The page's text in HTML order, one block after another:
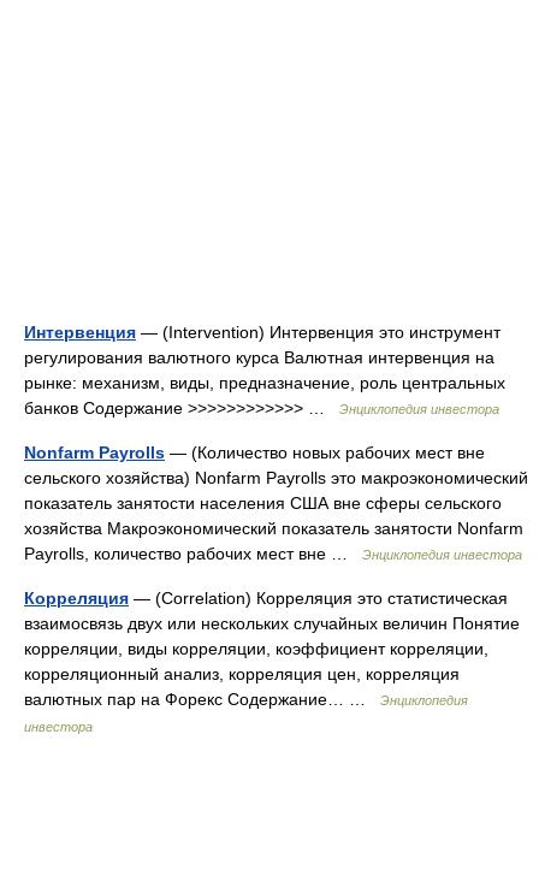
Интервенция — (Intervention) Интервенция это инструмент
регулирования валютного курса Валютная интервенция на
рынке: механизм, виды, предназначение, роль центральных
банков Содержание >>>>>>>>>>>> …
Энциклопедия инвестора
Nonfarm Payrolls — (Количество новых рабочих мест вне
сельского хозяйства) Nonfarm Payrolls это макроэкономический
показатель занятости населения США вне сферы сельского
хозяйства Макроэкономический показатель занятости Nonfarm
Payrolls, количество рабочих мест вне …
Энциклопедия инвестора
Корреляция — (Correlation) Корреляция это статистическая
взаимосвязь двух или нескольких случайных величин Понятие
корреляции, виды корреляции, коэффициент корреляции,
корреляционный анализ, корреляция цен, корреляция
валютных пар на Форекс Содержание… …
Энциклопедия
инвестора